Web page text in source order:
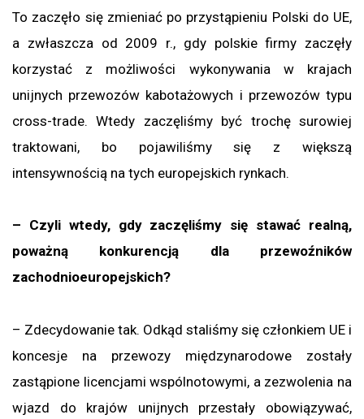
To zaczęło się zmieniać po przystąpieniu Polski do UE,
a zwłaszcza od 2009 r., gdy polskie firmy zaczęły
korzystać z możliwości wykonywania w krajach
unijnych przewozów kabotażowych i przewozów typu
cross-trade. Wtedy zaczęliśmy być trochę surowiej
traktowani, bo pojawiliśmy się z większą
intensywnością na tych europejskich rynkach.
– Czyli wtedy, gdy zaczęliśmy się stawać realną,
poważną konkurencją dla przewoźników
zachodnioeuropejskich?
– Zdecydowanie tak. Odkąd staliśmy się członkiem UE i
koncesje na przewozy międzynarodowe zostały
zastąpione licencjami wspólnotowymi, a zezwolenia na
wjazd do krajów unijnych przestały obowiązywać,